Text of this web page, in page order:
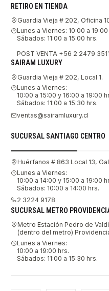
RETIRO EN TIENDA
Guardia Vieja # 202, Oficina
Lunes a Viernes: 10:00 a 19:00
Sábados: 11:00 a 15:00 hrs.
POST VENTA +56 2 2479 3511
SAIRAM LUXURY
Guardia Vieja # 202, Local 1.
Lunes a Viernes:
10:00 a 15:00 y 16:00 a 19:00
Sábados: 11:00 a 15:30 hrs.
ventas@sairamluxury.cl
SUCURSAL SANTIAGO CENTRO
Huérfanos # 863 Local 13,
Lunes a Viernes:
10:00 a 14:00 y 15:00 a 19:00
Sábados: 10:00 a 14:00 hrs.
2 3224 9178
SUCURSAL METRO
Metro Estación Pedro de
(dentro del metro)
Lunes a Viernes:
10:00 a 19:00 hrs.
Sábados: 11:00 a 15:30 hrs.